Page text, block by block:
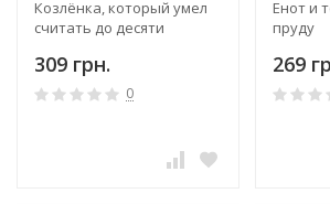
Козлёнка, который умел
считать до десяти
309 грн.
0
Енот и
пруду
269